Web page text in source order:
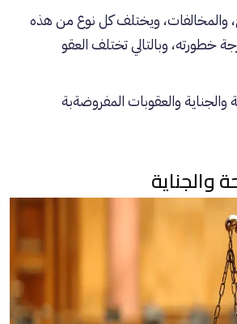
والمخالفات، ويختلف كل نوع من هذه
خطورته، وبالتالي تختلف العقو
والعقوبات المفروضةبة
والجناية